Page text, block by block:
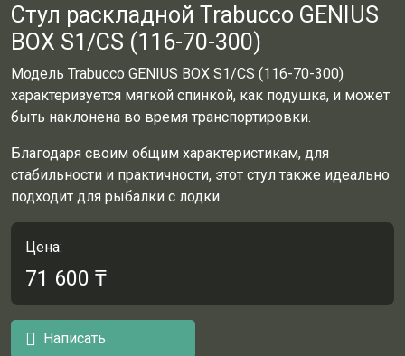
Стул раскладной Trabucco GENIUS
BOX S1/CS (116-70-300)
Модель Trabucco GENIUS BOX S1/CS (116-70-300)
характеризуется мягкой спинкой, как подушка, и может
быть наклонена во время транспортировки.
Благодаря своим общим характеристикам, для
стабильности и практичности, этот стул также идеально
подходит для рыбалки с лодки.
Цена:
71 600 ₸
Написать